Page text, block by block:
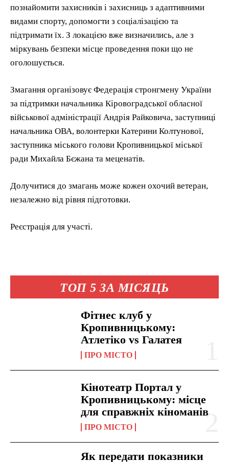
ТОП 5 ЗА МІСЯЦЬ
Фітнес клуб у
Кропивницькому:
Атлетіко vs Галатея
ПРО МІСТО
Кінотеатр Портал у
Кропивницькому: місце
для справжніх кіноманів
ПРО МІСТО
Як передати показники
познайомити захисників і захисниць з адаптивними
видами спорту, допомогти з соціалізацією та
підтримати їх. З локацією вже визначились, але з
міркувань безпеки місце проведення поки що не
оголошується.
Змагання організовує Федерація стронгмену України
за підтримки начальника Кіровоградської обласної
військової адміністрації Андрія Райковича, заступниці
начальника ОВА, волонтерки Катерини Колтунової,
заступника міського голови Кропивницької міської
ради Михайла Бєжана та меценатів.
Долучитися до змагань може кожен охочий ветеран,
незалежно від рівня підготовки.
Реєстрація для участі.